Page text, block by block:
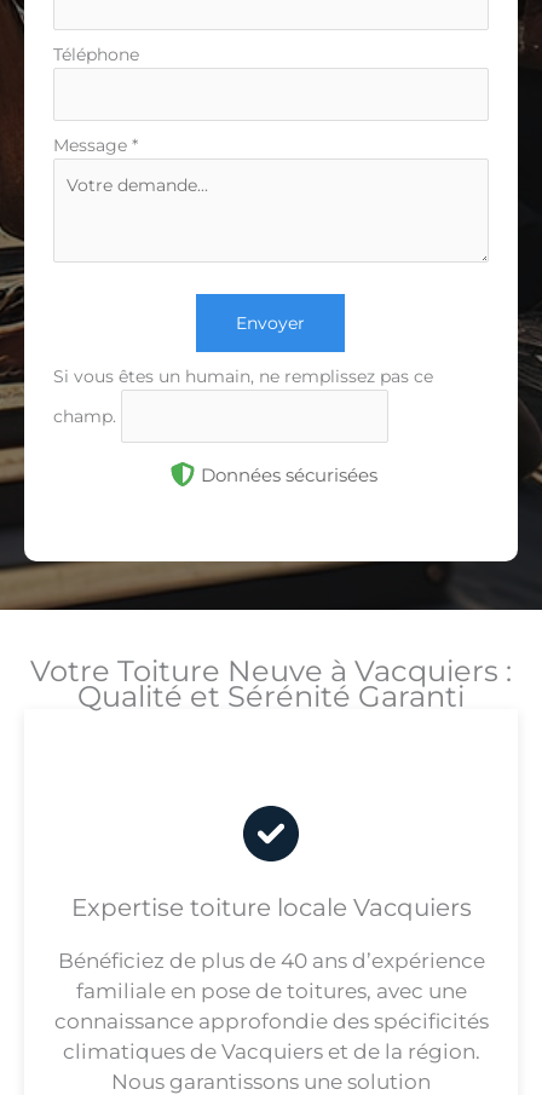
Téléphone
Message *
Envoyer
Si vous êtes un humain, ne remplissez pas ce
champ.
Données sécurisées
Votre Toiture Neuve à Vacquiers :
Qualité et Sérénité Garanti
Expertise toiture locale Vacquiers
Bénéficiez de plus de 40 ans d’expérience
familiale en pose de toitures, avec une
connaissance approfondie des spécificités
climatiques de Vacquiers et de la région.
Nous garantissons une solution